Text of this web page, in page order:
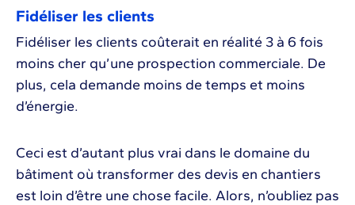
Fidéliser les clients
Fidéliser les clients coûterait en réalité 3 à 6 fois
moins cher qu’une prospection commerciale. De
plus, cela demande moins de temps et moins
d’énergie.
Ceci est d’autant plus vrai dans le domaine du
bâtiment où transformer des devis en chantiers
est loin d’être une chose facile. Alors, n’oubliez pas